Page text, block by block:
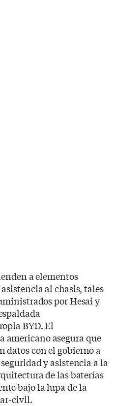
a elementos
al chasis, tales
por Hesai y
BYD. El
americano asegura que
datos con el gobierno a
y asistencia a la
de las baterías
bajo la lupa de la
civil.